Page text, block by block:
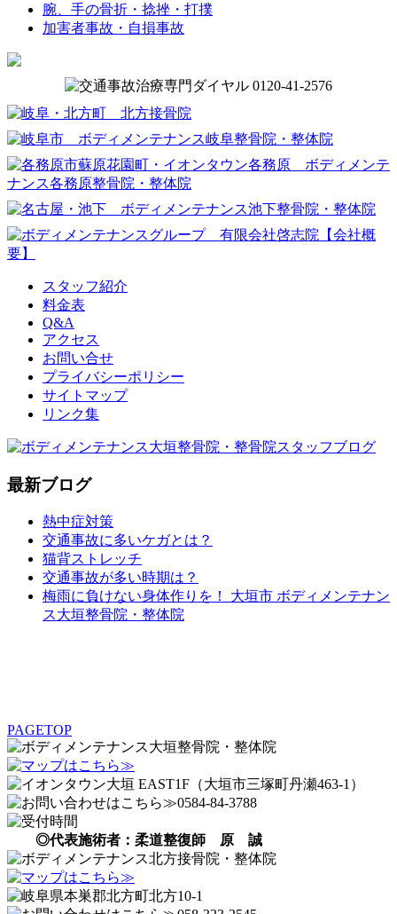
腕、手の骨折・捻挫・打撲
加害者事故・自損事故
スタッフ紹介
料金表
Q&A
アクセス
お問い合せ
プライバシーポリシー
サイトマップ
リンク集
最新ブログ
熱中症対策
交通事故に多いケガとは？
猫背ストレッチ
交通事故が多い時期は？
梅雨に負けない身体作りを！ 大垣市 ボディメンテナン
ス大垣整骨院・整体院
PAGETOP
◎代表施術者：柔道整復師 原 誠